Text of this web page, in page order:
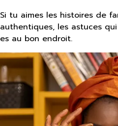
Si tu aimes les histoires de
authentiques, les astuces
es au bon endroit.